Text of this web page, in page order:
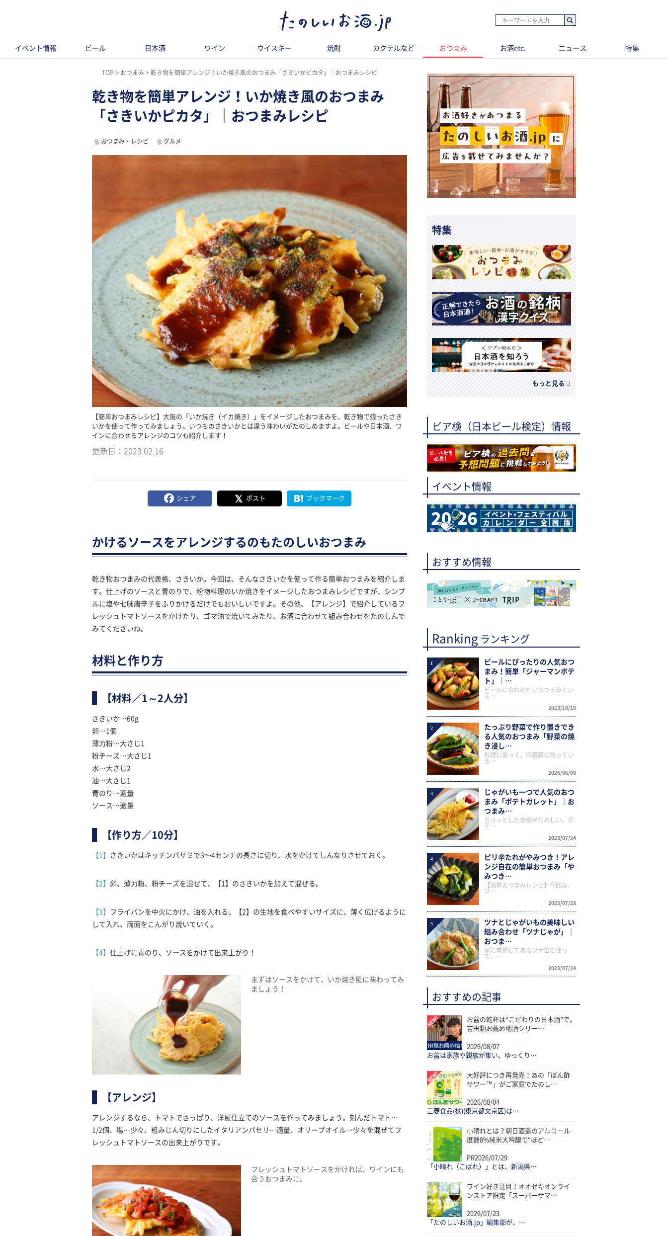
イベント情報 ビール 日本酒 ワイン ウイスキー 焼酎 カクテルなど おつまみ お酒etc. ニュース 特集
TOP おつまみ 乾き物を簡単アレンジ！いか焼き風のおつまみ「さきいかピカタ」｜おつまみレシピ
乾き物を簡単アレンジ！いか焼き風のおつまみ
「さきいかピカタ」｜おつまみレシピ
おつまみ・レシピ グルメ
【簡単おつまみレシピ】大阪の「いか焼き（イカ焼き）」をイメージしたおつまみを、乾き物で残ったさき
いかを使って作ってみましょう。いつものさきいかとは違う味わいがたのしめますよ。ビールや日本酒、ワ
インに合わせるアレンジのコツも紹介します！
更新日： 2023.02.16
シェア ポスト ブックマーク
かけるソースをアレンジするのもたのしいおつまみ
乾き物おつまみの代表格、さきいか。今回は、そんなさきいかを使って作る簡単おつまみを紹介しま
す。仕上げのソースと青のりで、粉物料理のいか焼きをイメージしたおつまみレシピですが、シンプ
ルに塩や七味唐辛子をふりかけるだけでもおいしいですよ。その他、【アレンジ】で紹介しているフ
レッシュトマトソースをかけたり、ゴマ油で焼いてみたり、お酒に合わせて組み合わせをたのしんで
みてくださいね。
材料と作り方
【材料／1～2人分】
さきいか…60g
卵…1個
薄力粉…大さじ1
粉チーズ…大さじ1
水…大さじ2
油…大さじ1
青のり…適量
ソース…適量
【作り方／10分】
【1】 さきいかはキッチンバサミで3〜4センチの長さに切り、水をかけてしんなりさせておく。
【2】 卵、薄力粉、粉チーズを混ぜて、【1】のさきいかを加えて混ぜる。
【3】
フライパンを中火にかけ、油を入れる。【2】の生地を食べやすいサイズに、薄く広げるように
して入れ、両面をこんがり焼いていく。
【4】 仕上げに青のり、ソースをかけて出来上がり！
まずはソースをかけて、いか焼き風に味わってみ
ましょう！
【アレンジ】
アレンジするなら、トマトでさっぱり、洋風仕立てのソースを作ってみましょう。刻んだトマト…
1/2個、塩…少々、粗みじん切りにしたイタリアンパセリ…適量、オリーブオイル…少々を混ぜてフ
レッシュトマトソースの出来上がりです。
フレッシュトマトソースをかければ、ワインにも
合うおつまみに。
特集
もっと見る
ビア検（日本ビール検定）情報
イベント情報
おすすめ情報
Ranking ランキング
1
ビールにぴったりの人気おつ
まみ！簡単「ジャーマンポテ
ト」｜…
2023/10/19
ビールに合わせたいおつまみとい
え…
2
たっぷり野菜で作り置きでき
る人気のおつまみ「野菜の焼
き浸し…
2026/06/09
料理に使って、冷蔵庫に残ってい
る…
3
じゃがいも一つで人気のおつ
まみ「ポテトガレット」｜お
つまみ…
2023/07/24
カリッとした食感がたのしい、ポ
テ…
4
ピリ辛たれがやみつき！アレ
ンジ自在の簡単おつまみ「や
みつき…
2023/07/28
【簡単おつまみレシピ】今回は、
ジ…
5
ツナとじゃがいもの美味しい
組み合わせ「ツナじゃが」｜
おつま…
2023/07/24
家に常備してあるツナ缶を使っ
て、…
おすすめの記事
お盆の乾杯は“こだわりの日本酒”で。
吉田類お薦め地酒シリー…
2026/08/07
お盆は家族や親族が集い、ゆっくり…
大好評につき再発売！あの「ぽん酢
サワー™」がご家庭でたのし…
2026/08/04
三菱食品(株)(東京都文京区)は…
小晴れとは？朝日酒造のアルコール
度数8%純米大吟醸で“ほど…
PR2026/07/29
「小晴れ（こばれ）」とは、新潟県…
ワイン好き注目！オオゼキオンライ
ンストア限定「スーパーサマ…
2026/07/23
「たのしいお酒.jp」編集部が、…